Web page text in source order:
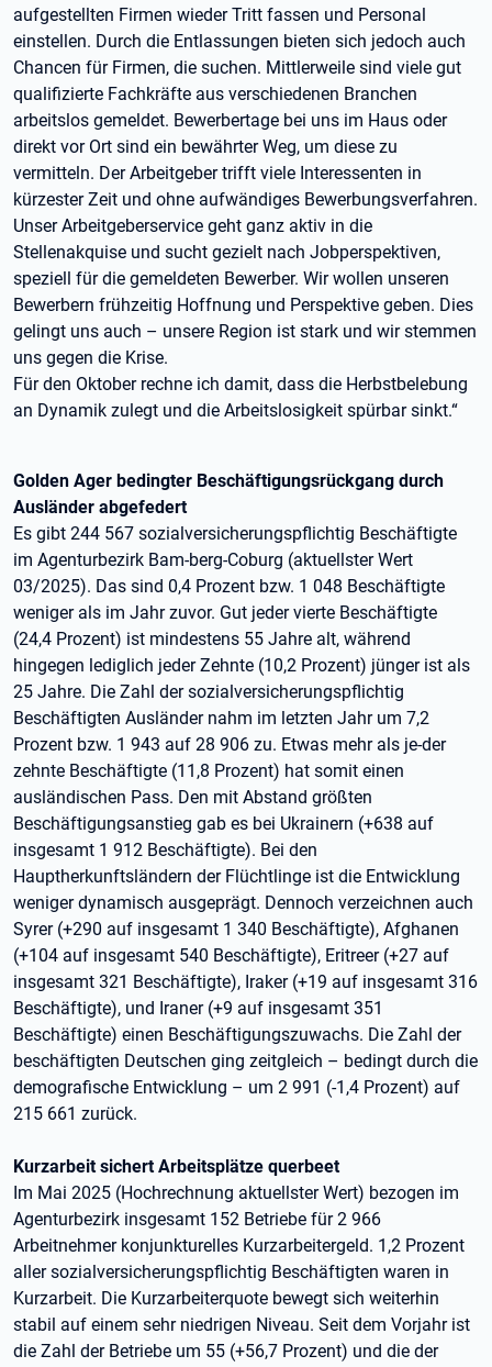
aufgestellten Firmen wieder Tritt fassen und Personal
einstellen. Durch die Entlassungen bieten sich jedoch auch
Chancen für Firmen, die suchen. Mittlerweile sind viele gut
qualifizierte Fachkräfte aus verschiedenen Branchen
arbeitslos gemeldet. Bewerbertage bei uns im Haus oder
direkt vor Ort sind ein bewährter Weg, um diese zu
vermitteln. Der Arbeitgeber trifft viele Interessenten in
kürzester Zeit und ohne aufwändiges Bewerbungsverfahren.
Unser Arbeitgeberservice geht ganz aktiv in die
Stellenakquise und sucht gezielt nach Jobperspektiven,
speziell für die gemeldeten Bewerber. Wir wollen unseren
Bewerbern frühzeitig Hoffnung und Perspektive geben. Dies
gelingt uns auch – unsere Region ist stark und wir stemmen
uns gegen die Krise.
Für den Oktober rechne ich damit, dass die Herbstbelebung
an Dynamik zulegt und die Arbeitslosigkeit spürbar sinkt.“
Golden Ager bedingter Beschäftigungsrückgang durch
Ausländer abgefedert
Es gibt 244 567 sozialversicherungspflichtig Beschäftigte
im Agenturbezirk Bam-berg-Coburg (aktuellster Wert
03/2025). Das sind 0,4 Prozent bzw. 1 048 Beschäftigte
weniger als im Jahr zuvor. Gut jeder vierte Beschäftigte
(24,4 Prozent) ist mindestens 55 Jahre alt, während
hingegen lediglich jeder Zehnte (10,2 Prozent) jünger ist als
25 Jahre. Die Zahl der sozialversicherungspflichtig
Beschäftigten Ausländer nahm im letzten Jahr um 7,2
Prozent bzw. 1 943 auf 28 906 zu. Etwas mehr als je-der
zehnte Beschäftigte (11,8 Prozent) hat somit einen
ausländischen Pass. Den mit Abstand größten
Beschäftigungsanstieg gab es bei Ukrainern (+638 auf
insgesamt 1 912 Beschäftigte). Bei den
Hauptherkunftsländern der Flüchtlinge ist die Entwicklung
weniger dynamisch ausgeprägt. Dennoch verzeichnen auch
Syrer (+290 auf insgesamt 1 340 Beschäftigte), Afghanen
(+104 auf insgesamt 540 Beschäftigte), Eritreer (+27 auf
insgesamt 321 Beschäftigte), Iraker (+19 auf insgesamt 316
Beschäftigte), und Iraner (+9 auf insgesamt 351
Beschäftigte) einen Beschäftigungszuwachs. Die Zahl der
beschäftigten Deutschen ging zeitgleich – bedingt durch die
demografische Entwicklung – um 2 991 (-1,4 Prozent) auf
215 661 zurück.
Kurzarbeit sichert Arbeitsplätze querbeet
Im Mai 2025 (Hochrechnung aktuellster Wert) bezogen im
Agenturbezirk insgesamt 152 Betriebe für 2 966
Arbeitnehmer konjunkturelles Kurzarbeitergeld. 1,2 Prozent
aller sozialversicherungspflichtig Beschäftigten waren in
Kurzarbeit. Die Kurzarbeiterquote bewegt sich weiterhin
stabil auf einem sehr niedrigen Niveau. Seit dem Vorjahr ist
die Zahl der Betriebe um 55 (+56,7 Prozent) und die der